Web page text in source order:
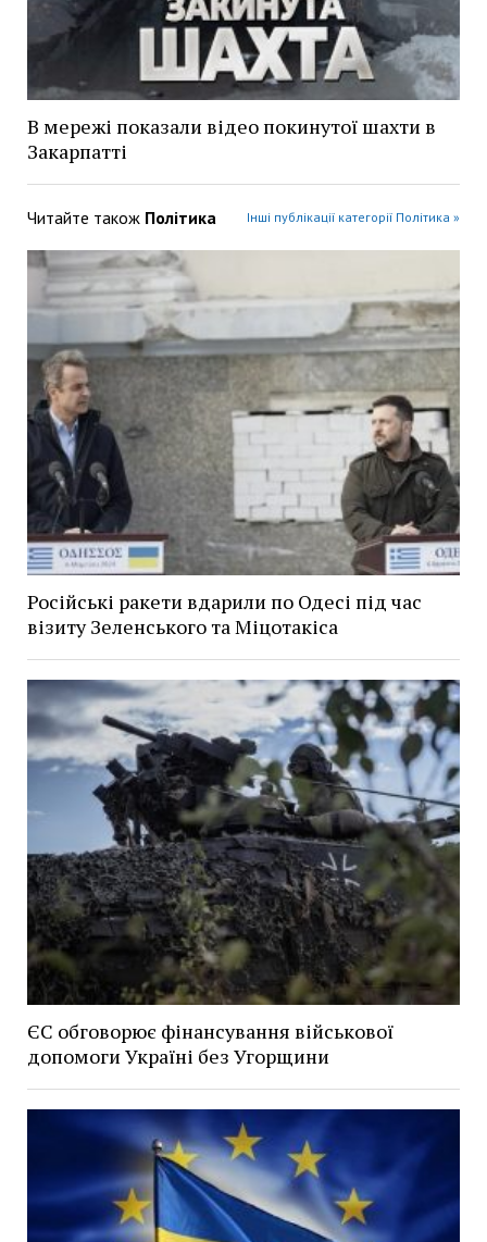
В мережі показали відео покинутої шахти в
Закарпатті
Читайте також Політика Інші публікації категорії Політика »
Російські ракети вдарили по Одесі під час
візиту Зеленського та Міцотакіса
ЄС обговорює фінансування військової
допомоги Україні без Угорщини